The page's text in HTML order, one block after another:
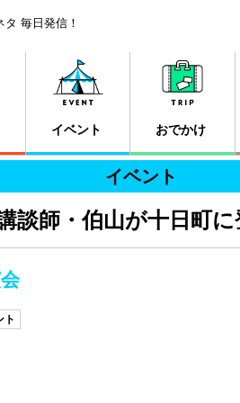
タ 毎日発信！
イベント おでかけ
イベント
談師・伯山が十日町に
ト